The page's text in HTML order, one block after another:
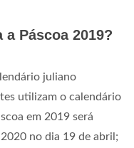
Páscoa 2019?
juliano
utilizam o calendário
em 2019 será
no dia 19 de abril;